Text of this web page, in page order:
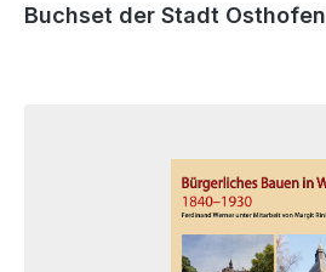
Buchset der Stadt Osthofen